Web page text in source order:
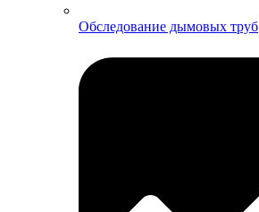
Обследование дымовых труб